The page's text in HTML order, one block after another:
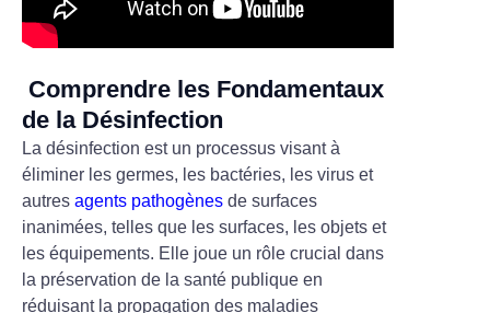
Comprendre les Fondamentaux
de la Désinfection
La désinfection est un processus visant à
éliminer les germes, les bactéries, les virus et
autres agents pathogènes de surfaces
inanimées, telles que les surfaces, les objets et
les équipements. Elle joue un rôle crucial dans
la préservation de la santé publique en
réduisant la propagation des maladies